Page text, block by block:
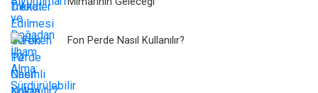
Fon Perde Nasıl Kullanılır?